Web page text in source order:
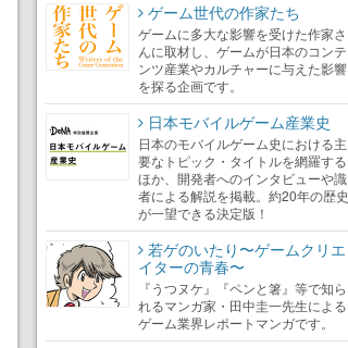
ゲーム世代の作家たち
ゲームに多大な影響を受けた作家さ
んに取材し、ゲームが日本のコンテ
ンツ産業やカルチャーに与えた影響
を探る企画です。
日本モバイルゲーム産業史
日本のモバイルゲーム史における主
要なトピック・タイトルを網羅する
ほか、開発者へのインタビューや識
者による解説を掲載。約20年の歴史
が一望できる決定版！
若ゲのいたり〜ゲームクリエ
イターの青春〜
『うつヌケ』『ペンと箸』等で知ら
れるマンガ家・田中圭一先生による
ゲーム業界レポートマンガです。